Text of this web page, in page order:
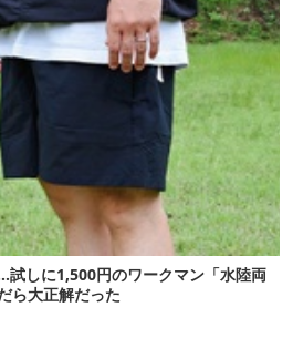
しに1,500円のワークマン「水陸両
ら大正解だった